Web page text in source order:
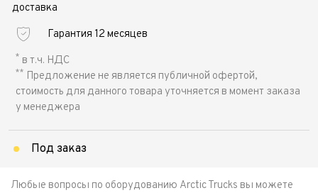
доставка
Гарантия 12 месяцев
* в т.ч. НДС
** Предложение не является публичной офертой,
стоимость для данного товара уточняется в момент заказа
у менеджера
Под заказ
Любые вопросы по оборудованию Arctic Trucks вы можете